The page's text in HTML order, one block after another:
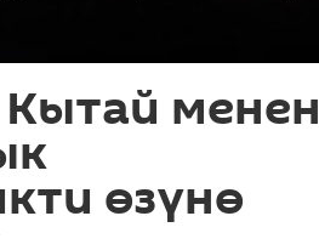
менен
өзүнө